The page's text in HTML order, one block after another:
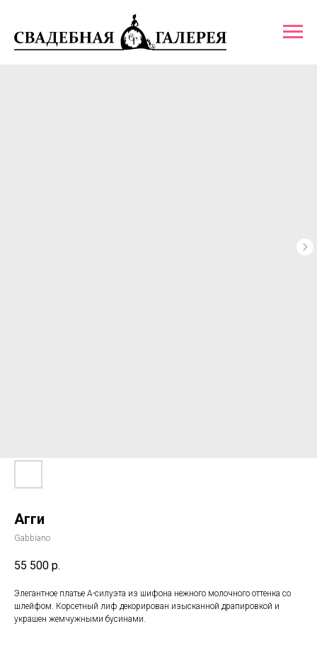
Агги
Gabbiano
55 500 р.
Элегантное платье А-силуэта из шифона нежного молочного оттенка со
шлейфом. Корсетный лиф декорирован изысканной драпировкой и
украшен жемчужными бусинами.